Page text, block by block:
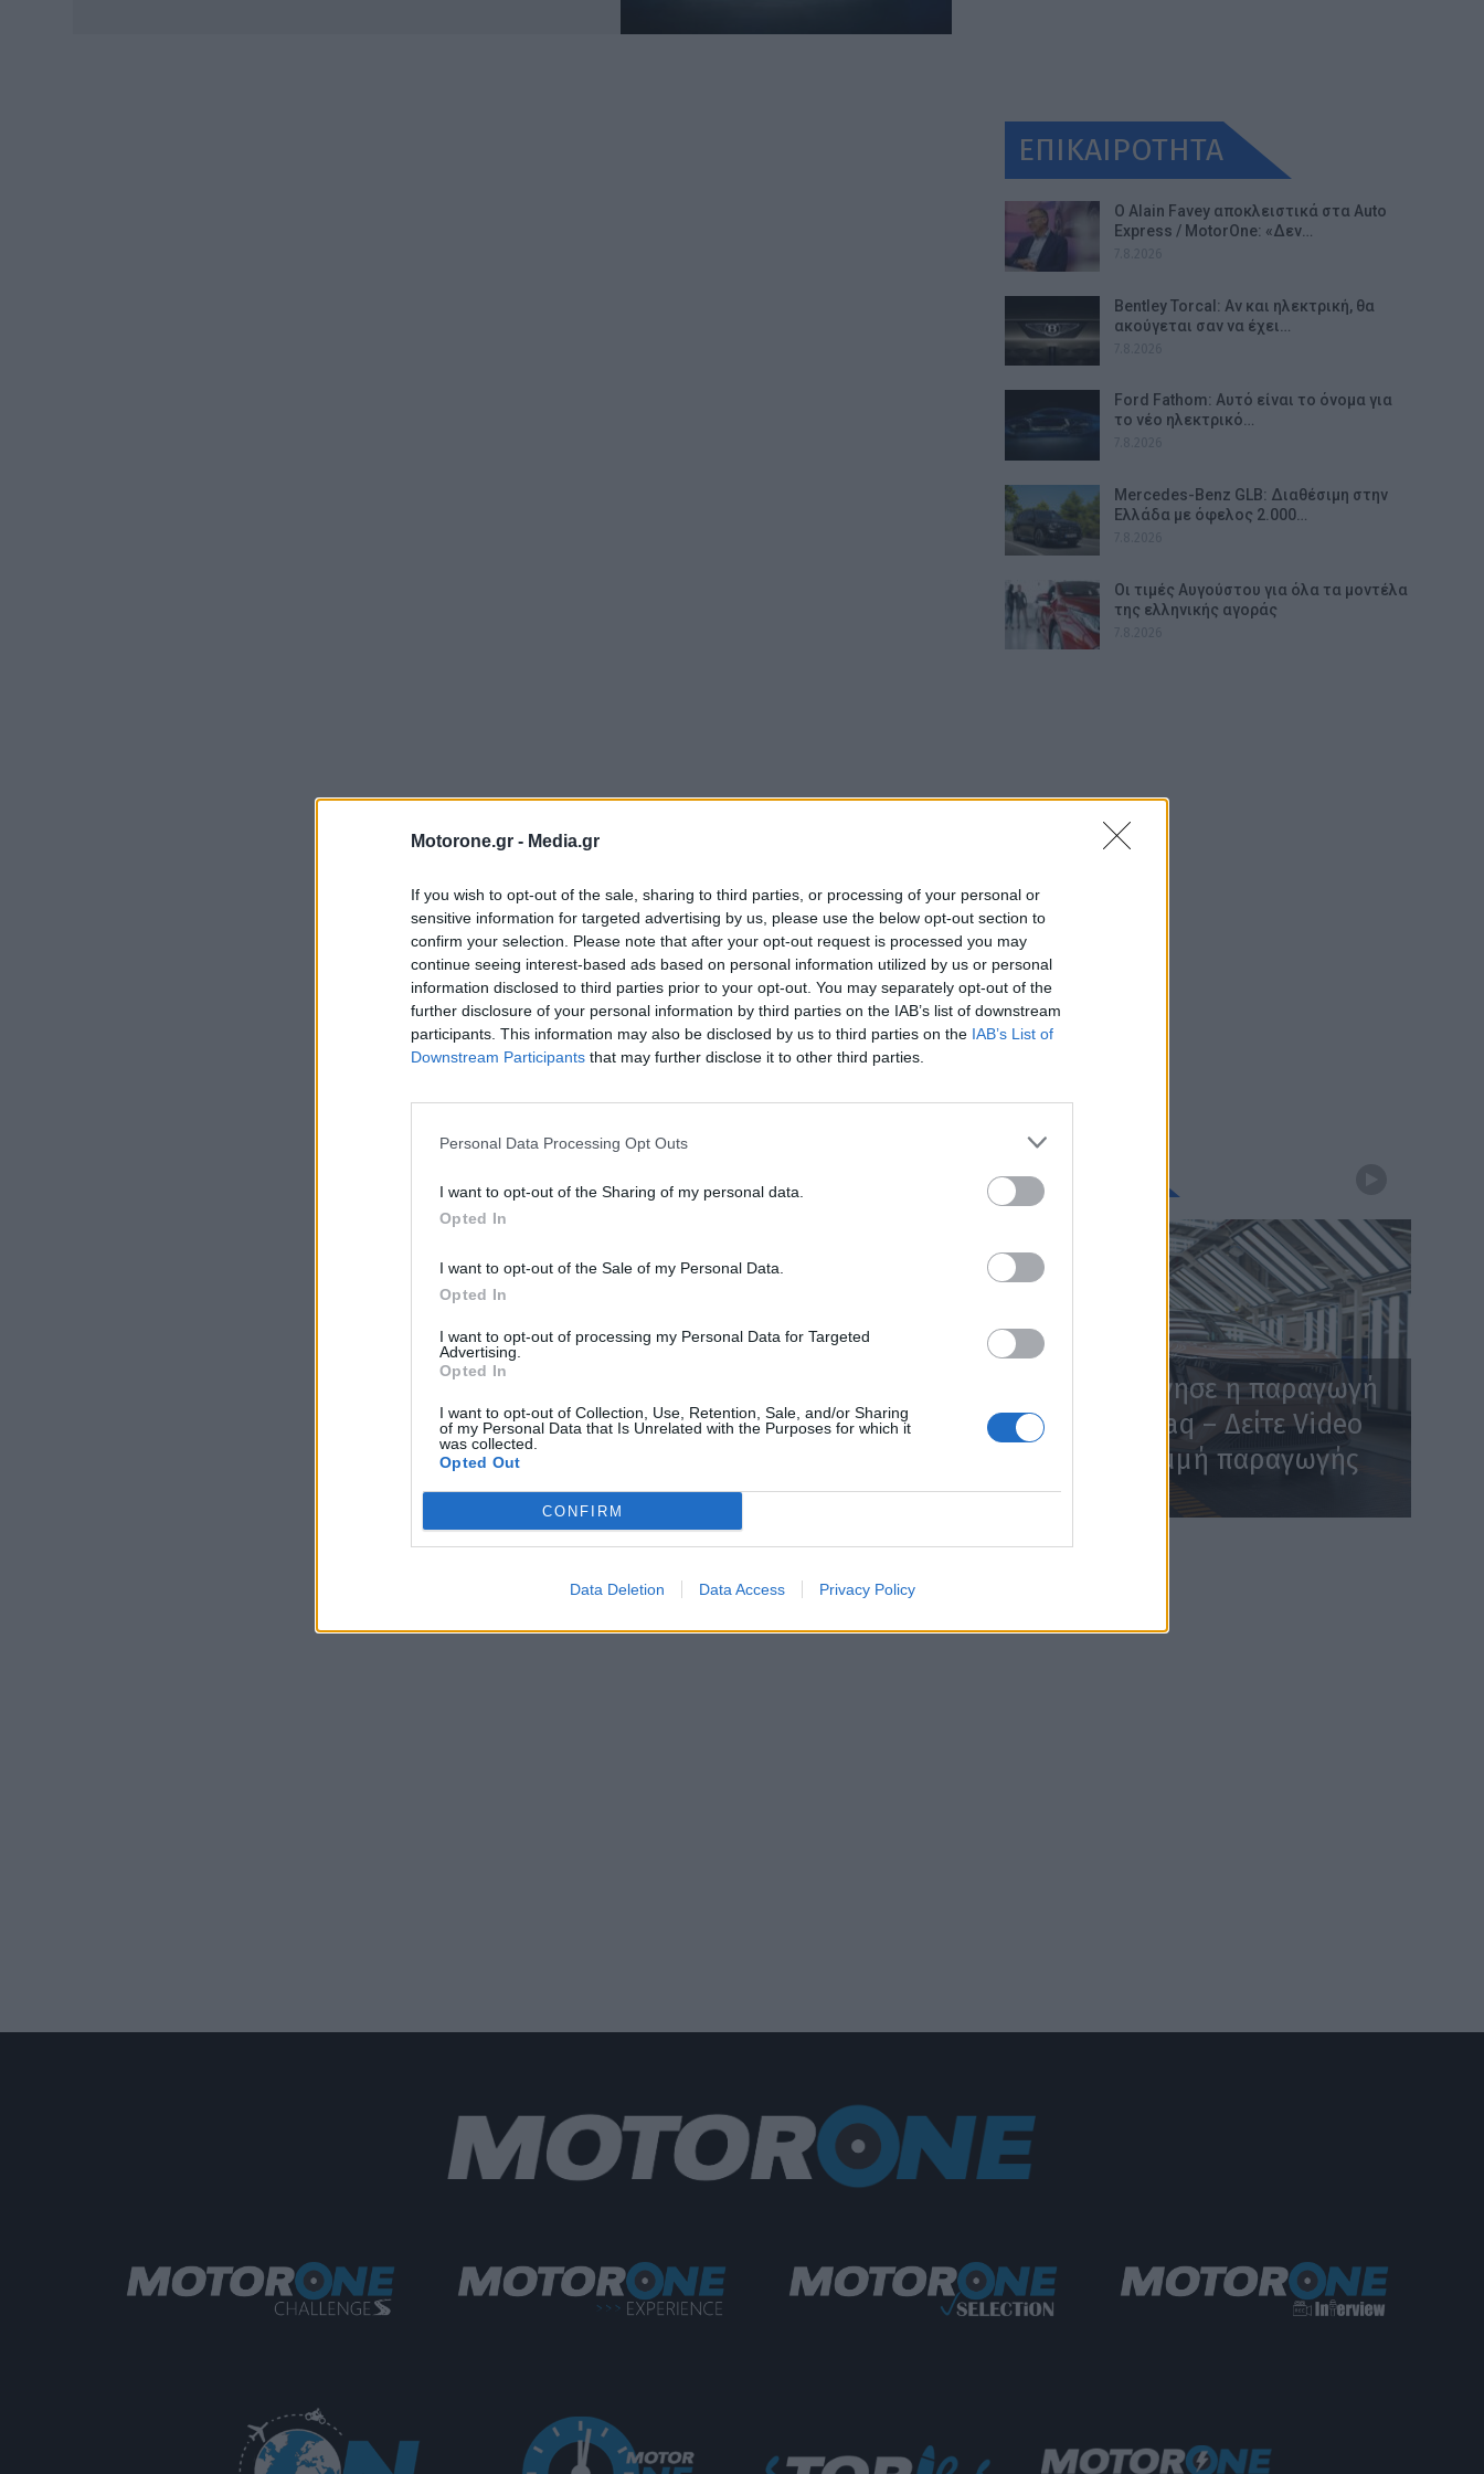
Motorone.gr - Media.gr
If you wish to opt-out of the sale, sharing to third parties, or processing of your personal or
sensitive information for targeted advertising by us, please use the below opt-out section to
confirm your selection. Please note that after your opt-out request is processed you may
continue seeing interest-based ads based on personal information utilized by us or personal
information disclosed to third parties prior to your opt-out. You may separately opt-out of the
further disclosure of your personal information by third parties on the IAB’s list of downstream
participants. This information may also be disclosed by us to third parties on the IAB’s List of
Downstream Participants that may further disclose it to other third parties.
Personal Data Processing Opt Outs
I want to opt-out of the Sharing of my personal data.
Opted In
I want to opt-out of the Sale of my Personal Data.
Opted In
I want to opt-out of processing my Personal Data for Targeted
Advertising.
Opted In
I want to opt-out of Collection, Use, Retention, Sale, and/or Sharing
of my Personal Data that Is Unrelated with the Purposes for which it
was collected.
Opted Out
CONFIRM
Data Deletion Data Access Privacy Policy
ΕΠΙΚΑΙΡΟΤΗΤΑ
Ο Alain Favey αποκλειστικά στα Auto
Express / MotorOne: «Δεν…
Bentley Torcal: Αν και ηλεκτρική, θα
ακούγεται σαν να έχει…
Ford Fathom: Αυτό είναι το όνομα για
το νέο ηλεκτρικό…
Mercedes-Benz GLB: Διαθέσιμη στην
Ελλάδα με όφελος 2.000…
Οι τιμές Αυγούστου για όλα τα μοντέλα
της ελληνικής αγοράς
WEBTV
Skoda: Ξεκίνησε η παραγωγή
του νέου Peaq – Δείτε Video
από τη γραμμή παραγωγής
WEB TV